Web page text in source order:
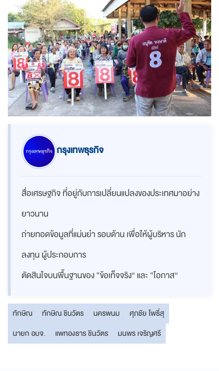
กรุงเทพธุรกิจ
สื่อเศรษฐกิจ ที่อยู่กับการเปลี่ยนแปลงของประเทศมาอย่าง
ยาวนาน
ถ่ายทอดข้อมูลที่แม่นยำ รอบด้าน เพื่อให้ผู้บริหาร นัก
ลงทุน ผู้ประกอบการ
ตัดสินใจบนพื้นฐานของ “ข้อเท็จจริง” และ “โอกาส”
ทักษิณ ทักษิณ ชินวัตร นครพนม
ศุภชัย โพธิ์สุ
นายก อบจ.
แพทองธาร ชินวัตร มนพร เจริญศรี